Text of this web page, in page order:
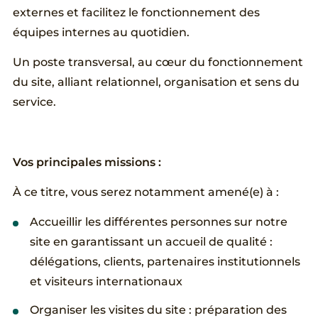
externes et facilitez le fonctionnement des
équipes internes au quotidien.
Un poste transversal, au cœur du fonctionnement
du site, alliant relationnel, organisation et sens du
service.
Vos principales missions :
À ce titre, vous serez notamment amené(e) à :
Accueillir les différentes personnes sur notre
site en garantissant un accueil de qualité :
délégations, clients, partenaires institutionnels
et visiteurs internationaux
Organiser les visites du site : préparation des